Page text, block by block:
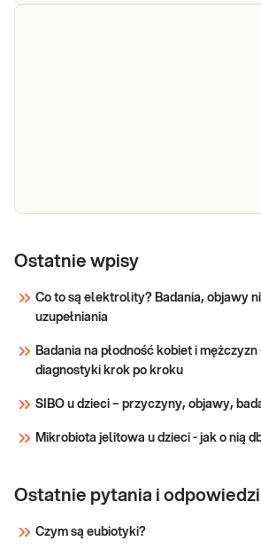
nadwrażliwości
myfoodprofile
216 IgG -
zaawansowany
Dedykowany dla:
życia, Kobiet i
żywnością. To
przeznaczony dla
Ostatnie wpisy
Co to są elektrolity? Badania, objawy
uzupełniania
Badania na płodność kobiet i
diagnostyki krok po kroku
SIBO u dzieci – przyczyny, objawy,
Mikrobiota jelitowa u dzieci - jak o nią
Ostatnie pytania i odpowiedzi
Czym są eubiotyki?